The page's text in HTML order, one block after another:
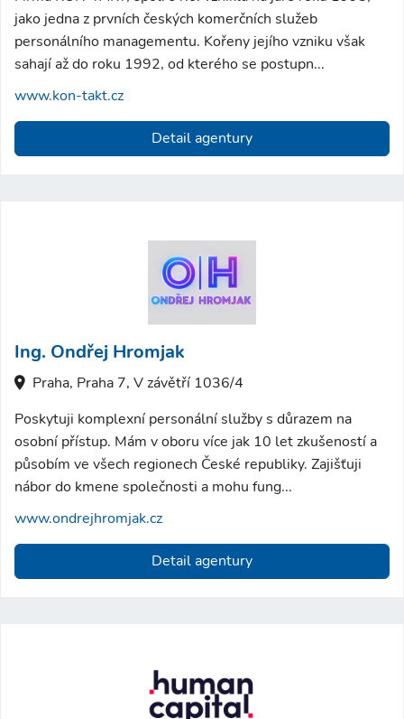
jako jedna z prvních českých komerčních služeb
personálního managementu. Kořeny jejího vzniku však
sahají až do roku 1992, od kterého se postupn...
www.kon-takt.cz
Detail agentury
Ing. Ondřej Hromjak
Praha, Praha 7, V závětří 1036/4
Poskytuji komplexní personální služby s důrazem na
osobní přístup. Mám v oboru více jak 10 let zkušeností a
působím ve všech regionech České republiky. Zajišťuji
nábor do kmene společnosti a mohu fung...
www.ondrejhromjak.cz
Detail agentury